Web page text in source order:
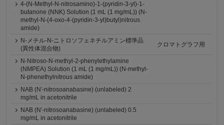
4-(N-Methyl-N-nitrosamino)-1-(pyridin-3-yl)-1-
butanone (NNK) Solution (1 mL (1 mg/mL)) (N-
methyl-N-(4-oxo-4-(pyridin-3-yl)butyl)nitrous
amide)
N-メチル-N-ニトロソフェネチルアミン標準品
(異性体混合物)
クロマトグラフ用
N-Nitroso-N-methyl-2-phenylethylamine
(NMPEA) Solution (1 mL (1 mg/mL)) (N-methyl-
N-phenethylnitrous amide)
NAB (N′-nitrosoanabasine) (unlabeled) 2
mg/mL in acetonitrile
NAB (N′-nitrosoanabasine) (unlabeled) 0.5
mg/mL in acetonitrile